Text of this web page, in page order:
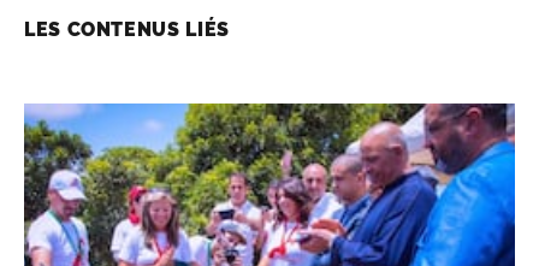
LES CONTENUS LIÉS